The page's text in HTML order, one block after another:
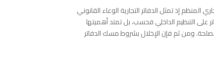
المنظم إذ تمثل الدفاتر التجارية الوعاء القانوني
على التنظيم الداخلي فحسب، بل تمتد أهميتها
ومن ثم فإن الإخلال بشروط مسك الدفاتر